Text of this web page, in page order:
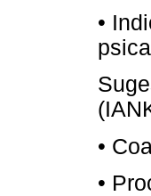
•
•
•